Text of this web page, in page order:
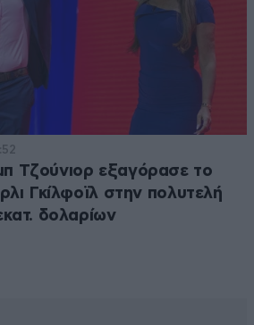
Τζούνιορ εξαγόρασε το
Γκίλφοϊλ στην πολυτελή
δολαρίων